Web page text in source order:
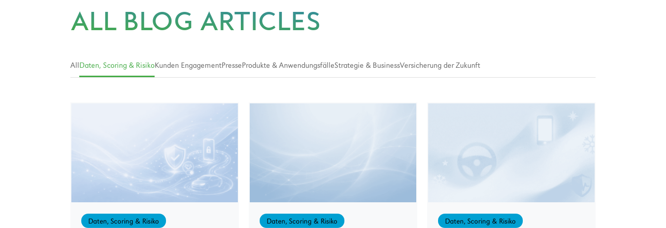
ALL BLOG ARTICLES
AllDaten, Scoring & RisikoKunden EngagementPresseProdukte & AnwendungsfälleStrategie & BusinessVersicherung der Zukunft
Daten, Scoring & Risiko Daten, Scoring & Risiko Daten, Scoring & Risiko